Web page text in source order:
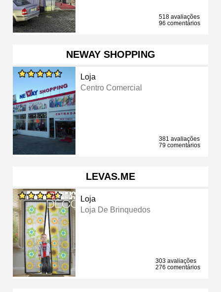
518 avaliações
96 comentários
NEWAY SHOPPING
Loja
Centro Comercial
381 avaliações
79 comentários
LEVAS.ME
Loja
Loja De Brinquedos
303 avaliações
276 comentários